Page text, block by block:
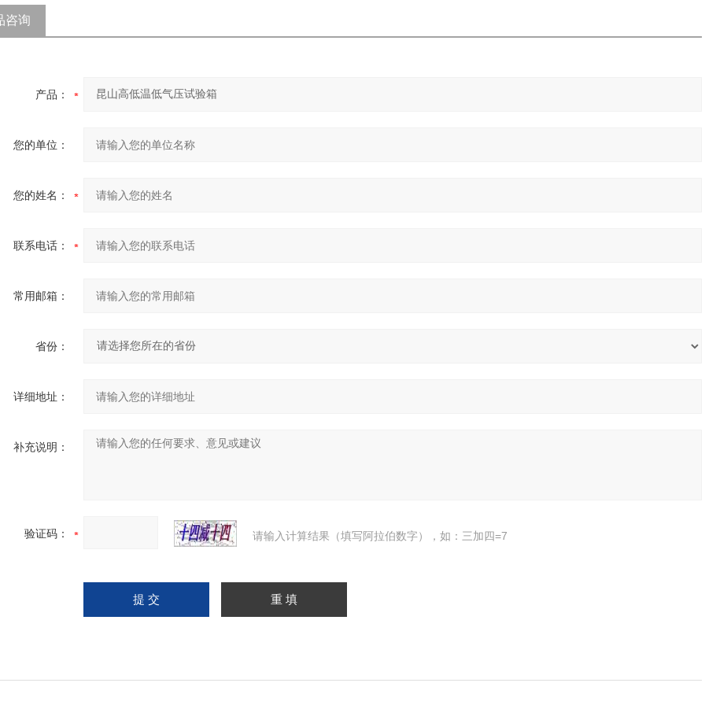
咨询
产品：
您的单位：
您的姓名：
联系电话：
常用邮箱：
省份：
详细地址：
补充说明：
验证码： 请输入计算结果（填写阿拉伯数字），如：三加四=7